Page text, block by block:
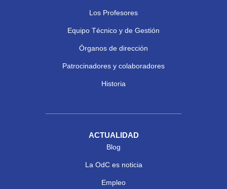
Los Profesores
Equipo Técnico y de Gestión
Órganos de dirección
Patrocinadores y colaboradores
Historia
ACTUALIDAD
Blog
La OdC es noticia
Empleo